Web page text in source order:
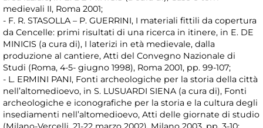
medievali II, Roma 2001;
- F. R. STASOLLA – P. GUERRINI, I materiali fittili da copertura
da Cencelle: primi risultati di una ricerca in itinere, in E. DE
MINICIS (a cura di), I laterizi in età medievale, dalla
produzione al cantiere, Atti del Convegno Nazionale di
Studi (Roma, 4-5- giugno 1998), Roma 2001, pp. 99-107;
- L. ERMINI PANI, Fonti archeologiche per la storia della città
nell’altomedioevo, in S. LUSUARDI SIENA (a cura di), Fonti
archeologiche e iconografiche per la storia e la cultura degli
insediamenti nell’altomedioevo, Atti delle giornate di studio